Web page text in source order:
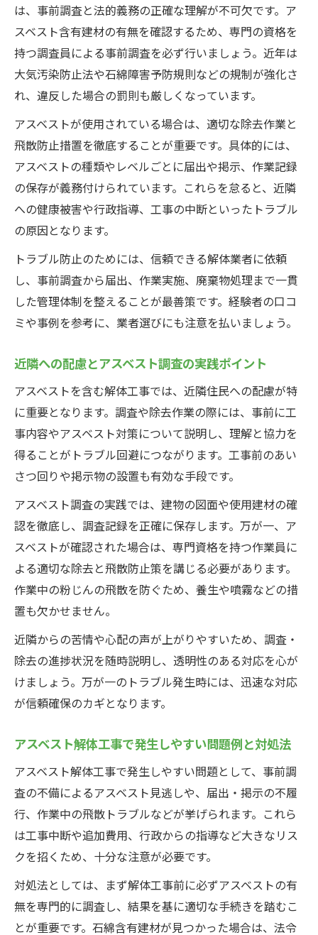
は、事前調査と法的義務の正確な理解が不可欠です。ア
スベスト含有建材の有無を確認するため、専門の資格を
持つ調査員による事前調査を必ず行いましょう。近年は
大気汚染防止法や石綿障害予防規則などの規制が強化さ
れ、違反した場合の罰則も厳しくなっています。
アスベストが使用されている場合は、適切な除去作業と
飛散防止措置を徹底することが重要です。具体的には、
アスベストの種類やレベルごとに届出や掲示、作業記録
の保存が義務付けられています。これらを怠ると、近隣
への健康被害や行政指導、工事の中断といったトラブル
の原因となります。
トラブル防止のためには、信頼できる解体業者に依頼
し、事前調査から届出、作業実施、廃棄物処理まで一貫
した管理体制を整えることが最善策です。経験者の口コ
ミや事例を参考に、業者選びにも注意を払いましょう。
近隣への配慮とアスベスト調査の実践ポイント
アスベストを含む解体工事では、近隣住民への配慮が特
に重要となります。調査や除去作業の際には、事前に工
事内容やアスベスト対策について説明し、理解と協力を
得ることがトラブル回避につながります。工事前のあい
さつ回りや掲示物の設置も有効な手段です。
アスベスト調査の実践では、建物の図面や使用建材の確
認を徹底し、調査記録を正確に保存します。万が一、ア
スベストが確認された場合は、専門資格を持つ作業員に
よる適切な除去と飛散防止策を講じる必要があります。
作業中の粉じんの飛散を防ぐため、養生や噴霧などの措
置も欠かせません。
近隣からの苦情や心配の声が上がりやすいため、調査・
除去の進捗状況を随時説明し、透明性のある対応を心が
けましょう。万が一のトラブル発生時には、迅速な対応
が信頼確保のカギとなります。
アスベスト解体工事で発生しやすい問題例と対処法
アスベスト解体工事で発生しやすい問題として、事前調
査の不備によるアスベスト見逃しや、届出・掲示の不履
行、作業中の飛散トラブルなどが挙げられます。これら
は工事中断や追加費用、行政からの指導など大きなリス
クを招くため、十分な注意が必要です。
対処法としては、まず解体工事前に必ずアスベストの有
無を専門的に調査し、結果を基に適切な手続きを踏むこ
とが重要です。石綿含有建材が見つかった場合は、法令